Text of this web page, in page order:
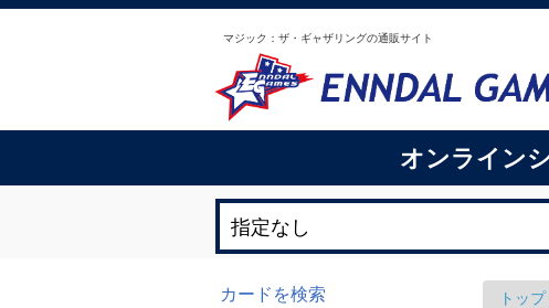
マジック：ザ・ギャザリングの通販サイト
オンライン
カードを検索 トップ